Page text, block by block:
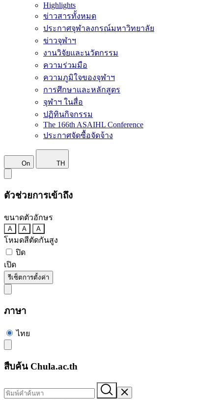
Highlights
ข่าวสารทั้งหมด
ประกาศจุฬาลงกรณ์มหาวิทยาลัย
ข่าวจุฬาฯ
งานวิจัยและนวัตกรรม
ความร่วมมือ
ความภูมิใจของจุฬาฯ
การศึกษาและหลักสูตร
จุฬาฯ ในสื่อ
ปฏิทินกิจกรรม
The 166th ASAIHL Conference
ประกาศจัดซื้อจัดจ้าง
On TH
ตัวช่วยการเข้าถึง
ขนาดตัวอักษร
A A A
โหมดสีตัดกันสูง
ปิด
เปิด
รีเซ็ตการตั้งค่า
ภาษา
ไทย
สืบค้น Chula.ac.th